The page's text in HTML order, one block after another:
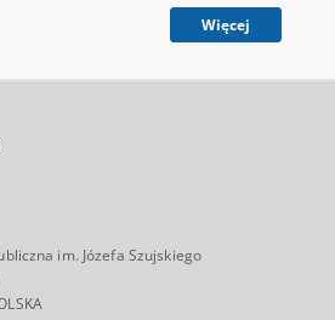
Więcej
im. Józefa Szujskiego